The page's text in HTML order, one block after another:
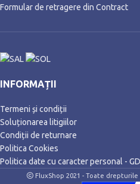
Formular de retragere din Contract
INFORMAȚII
Termeni și condiții
Soluționarea litigiilor
Condiții de returnare
Politica Cookies
Politica date cu caracter personal -
FluxShop 2021 - Toate